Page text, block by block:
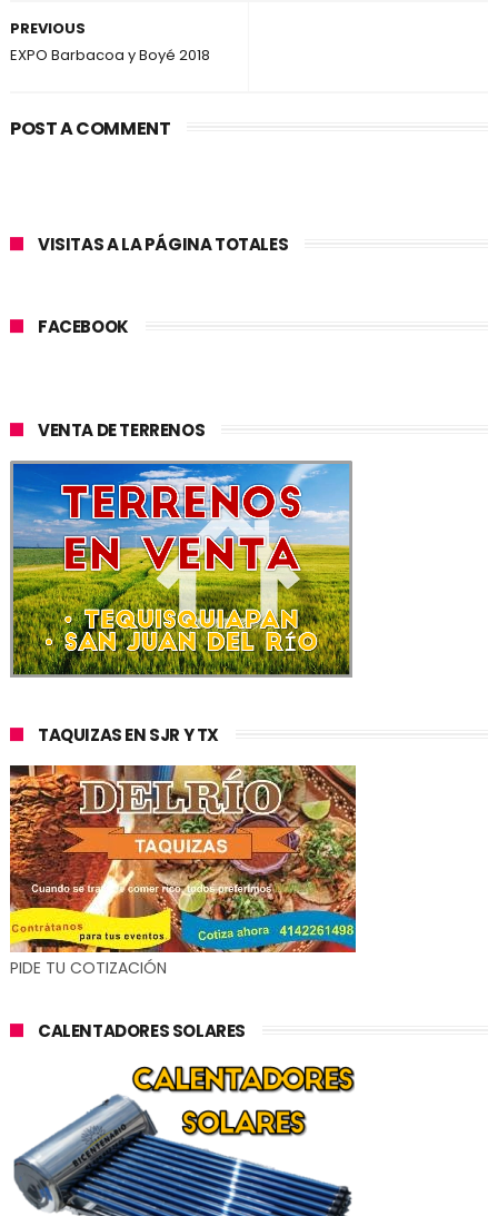
PREVIOUS
EXPO Barbacoa y Boyé 2018
POST A COMMENT
VISITAS A LA PÁGINA TOTALES
FACEBOOK
VENTA DE TERRENOS
TAQUIZAS EN SJR Y TX
PIDE TU COTIZACIÓN
CALENTADORES SOLARES